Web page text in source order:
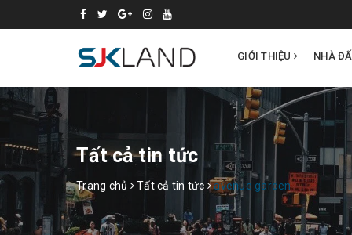
GIỚI THIỆU NHÀ
Tất cả tin tức
Trang chủ Tất cả tin tức avenue garden